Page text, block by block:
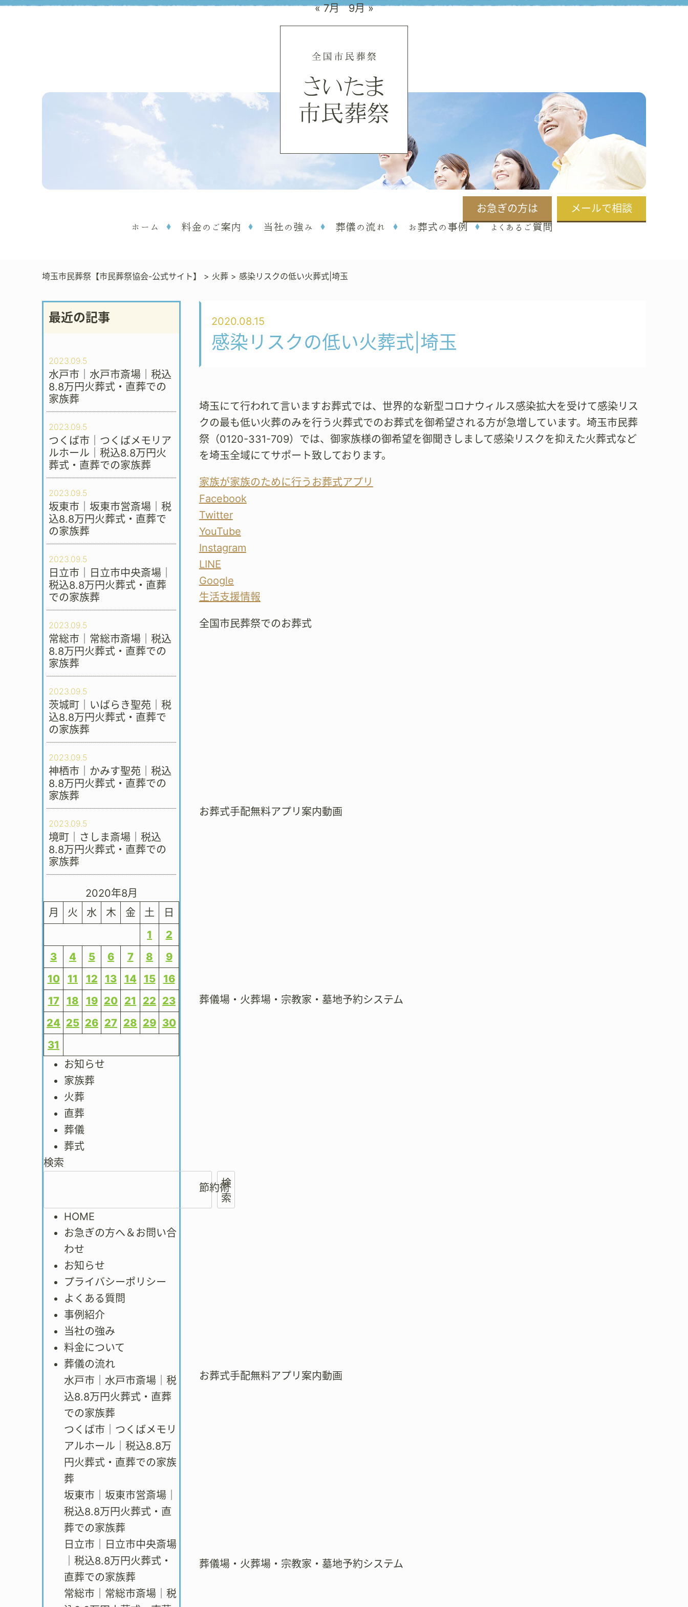
お急ぎの方は メールで相談
ホーム 料金のご案内 当社の強み 葬儀の流れ お葬式の事例 よくあるご質問
埼玉市民葬祭【市民葬祭協会-公式サイト】 > 火葬 > 感染リスクの低い火葬式|埼玉
最近の記事
2023.09.5
水戸市｜水戸市斎場｜税込
8.8万円火葬式・直葬での
家族葬
2023.09.5
つくば市｜つくばメモリア
ルホール｜税込8.8万円火
葬式・直葬での家族葬
2023.09.5
坂東市｜坂東市営斎場｜税
込8.8万円火葬式・直葬で
の家族葬
2023.09.5
日立市｜日立市中央斎場｜
税込8.8万円火葬式・直葬
での家族葬
2023.09.5
常総市｜常総市斎場｜税込
8.8万円火葬式・直葬での
家族葬
2023.09.5
茨城町｜いばらき聖苑｜税
込8.8万円火葬式・直葬で
の家族葬
2023.09.5
神栖市｜かみす聖苑｜税込
8.8万円火葬式・直葬での
家族葬
2023.09.5
境町｜さしま斎場｜税込
8.8万円火葬式・直葬での
家族葬
2020年8月
月
火 水 木 金 土
日
1
2
3
4 5 6 7 8
9
10
11 12 13 14 15
16
17
18 19 20 21 22 23
24 25 26 27 28 29 30
31
« 7月 9月 »
お知らせ
家族葬
火葬
直葬
葬儀
葬式
検索
検
索
HOME
お急ぎの方へ＆お問い合
わせ
お知らせ
プライバシーポリシー
よくある質問
事例紹介
当社の強み
料金について
葬儀の流れ
水戸市｜水戸市斎場｜税
込8.8万円火葬式・直葬
での家族葬
つくば市｜つくばメモリ
アルホール｜税込8.8万
円火葬式・直葬での家族
葬
坂東市｜坂東市営斎場｜
税込8.8万円火葬式・直
葬での家族葬
日立市｜日立市中央斎場
｜税込8.8万円火葬式・
直葬での家族葬
常総市｜常総市斎場｜税
2020.08.15
感染リスクの低い火葬式|埼玉
埼玉にて行われて言いますお葬式では、世界的な新型コロナウィルス感染拡大を受けて感染リス
クの最も低い火葬のみを行う火葬式でのお葬式を御希望される方が急増しています。埼玉市民葬
祭（0120-331-709）では、御家族様の御希望を御聞きしまして感染リスクを抑えた火葬式など
を埼玉全域にてサポート致しております。
家族が家族のために行うお葬式アプリ
Facebook
Twitter
YouTube
Instagram
LINE
Google
生活支援情報
全国市民葬祭でのお葬式
お葬式手配無料アプリ案内動画
葬儀場・火葬場・宗教家・墓地予約システム
節約術
お葬式手配無料アプリ案内動画
葬儀場・火葬場・宗教家・墓地予約システム